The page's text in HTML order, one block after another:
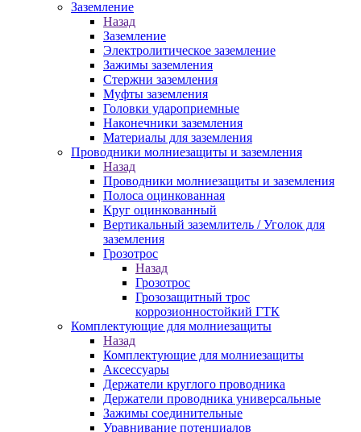
Заземление
Назад
Заземление
Электролитическое заземление
Зажимы заземления
Стержни заземления
Муфты заземления
Головки удароприемные
Наконечники заземления
Материалы для заземления
Проводники молниезащиты и заземления
Назад
Проводники молниезащиты и заземления
Полоса оцинкованная
Круг оцинкованный
Вертикальный заземлитель / Уголок для
заземления
Грозотрос
Назад
Грозотрос
Грозозащитный трос
коррозионностойкий ГТК
Комплектующие для молниезащиты
Назад
Комплектующие для молниезащиты
Аксессуары
Держатели круглого проводника
Держатели проводника универсальные
Зажимы соединительные
Уравнивание потенциалов